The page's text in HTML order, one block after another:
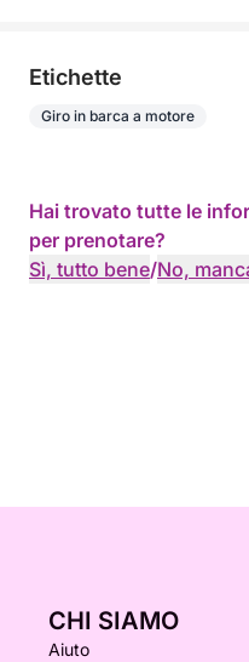
Etichette
Giro in barca a motore
Hai trovato tutte le
per prenotare?
Sì, tutto bene/No,
CHI SIAMO
Aiuto